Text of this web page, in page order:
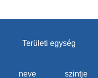
Területi egység
neve szintje